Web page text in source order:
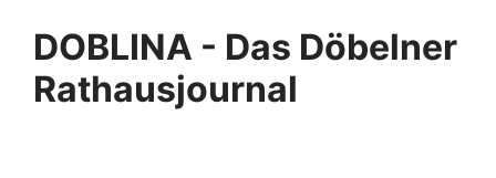
DOBLINA - Das Döbelner
Rathausjournal